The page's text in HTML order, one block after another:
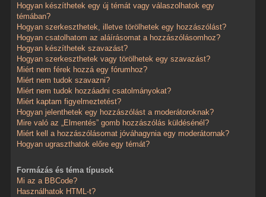
Hogyan készíthetek egy új témát vagy válaszolhatok egy
témában?
Hogyan szerkeszthetek, illetve törölhetek egy hozzászólást?
Hogyan csatolhatom az aláírásomat a hozzászólásomhoz?
Hogyan készíthetek szavazást?
Hogyan szerkeszthetek vagy törölhetek egy szavazást?
Miért nem férek hozzá egy fórumhoz?
Miért nem tudok szavazni?
Miért nem tudok hozzáadni csatolmányokat?
Miért kaptam figyelmeztetést?
Hogyan jelenthetek egy hozzászólást a moderátoroknak?
Mire való az „Elmentés” gomb hozzászólás küldésénél?
Miért kell a hozzászólásomat jóváhagynia egy moderátornak?
Hogyan ugraszthatok előre egy témát?
Formázás és téma típusok
Mi az a BBCode?
Használhatok HTML-t?